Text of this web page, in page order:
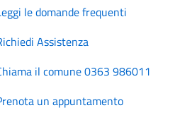
le domande frequenti
Assistenza
il comune 0363 986011
un appuntamento